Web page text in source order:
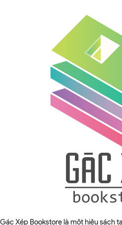
Gác Xép Bookstore là một hiệu sách